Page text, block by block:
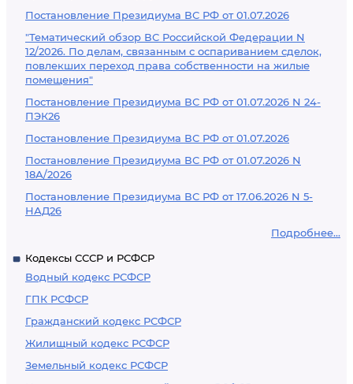
Постановление Президиума ВС РФ от 01.07.2026
"Тематический обзор ВС Российской Федерации N
12/2026. По делам, связанным с оспариванием сделок,
повлекших переход права собственности на жилые
помещения"
Постановление Президиума ВС РФ от 01.07.2026 N 24-
ПЭК26
Постановление Президиума ВС РФ от 01.07.2026
Постановление Президиума ВС РФ от 01.07.2026 N
18А/2026
Постановление Президиума ВС РФ от 17.06.2026 N 5-
НАД26
Подробнее...
Кодексы СССР и РСФСР
Водный кодекс РСФСР
ГПК РСФСР
Гражданский кодекс РСФСР
Жилищный кодекс РСФСР
Земельный кодекс РСФСР